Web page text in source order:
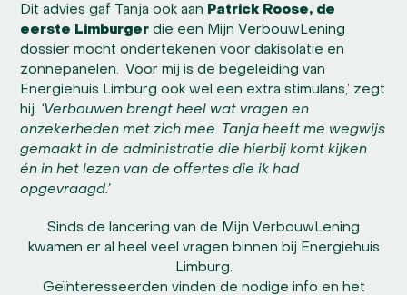
Dit advies gaf Tanja ook aan Patrick Roose, de
eerste Limburger die een Mijn VerbouwLening
dossier mocht ondertekenen voor dakisolatie en
zonnepanelen. ‘Voor mij is de begeleiding van
Energiehuis Limburg ook wel een extra stimulans,’ zegt
hij. ‘Verbouwen brengt heel wat vragen en
onzekerheden met zich mee. Tanja heeft me wegwijs
gemaakt in de administratie die hierbij komt kijken
én in het lezen van de offertes die ik had
opgevraagd.’
Sinds de lancering van de Mijn VerbouwLening
kwamen er al heel veel vragen binnen bij Energiehuis
Limburg.
Geïnteresseerden vinden de nodige info en het